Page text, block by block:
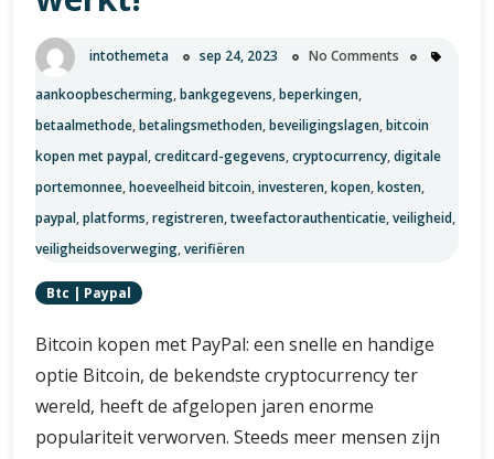
intothemeta sep 24, 2023 No Comments
aankoopbescherming,bankgegevens,beperkingen,
betaalmethode,betalingsmethoden,beveiligingslagen,bitcoin
kopen met paypal,creditcard-gegevens,cryptocurrency,digitale
portemonnee,hoeveelheid bitcoin,investeren,kopen,kosten,
paypal,platforms,registreren,tweefactorauthenticatie,veiligheid,
veiligheidsoverweging,verifiëren
Btc | Paypal
Bitcoin kopen met PayPal: een snelle en handige
optie Bitcoin, de bekendste cryptocurrency ter
wereld, heeft de afgelopen jaren enorme
populariteit verworven. Steeds meer mensen zijn